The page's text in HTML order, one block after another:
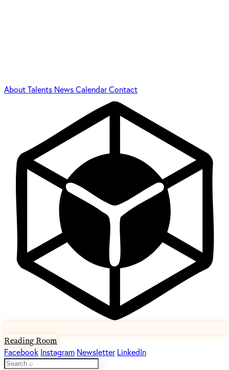
AboutTalents NewsCalendarContact
Reading Room
Facebook Instagram Newsletter LinkedIn